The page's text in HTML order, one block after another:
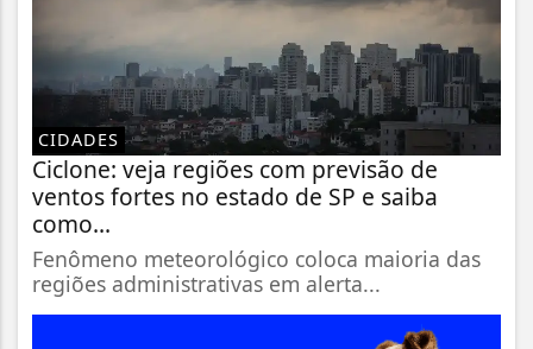
CIDADES
Ciclone: veja regiões com previsão de
ventos fortes no estado de SP e saiba
como...
Fenômeno meteorológico coloca maioria das
regiões administrativas em alerta...